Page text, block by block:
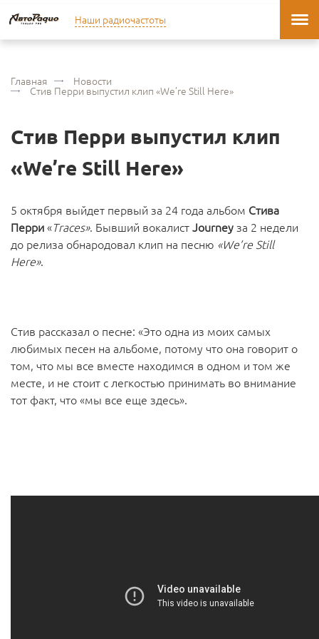
Наши радиочастоты
Главная Новости
Стив Перри выпустил клип «We’re Still Here»
Стив Перри выпустил клип
«We’re Still Here»
5 октября выйдет первый за 24 года альбом Стива
Перри«Traces». Бывший вокалистJourney за 2 недели
до релиза обнародовал клип на песню «We’re Still
Here».
Стив рассказал о песне: «Это одна из моих самых
любимых песен на альбоме, потому что она говорит о
том, что мы все вместе находимся в одном и том же
месте, и не стоит с легкостью принимать во внимание
тот факт, что «мы все еще здесь».